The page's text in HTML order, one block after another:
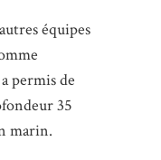
équipes
permis de
35
marin.